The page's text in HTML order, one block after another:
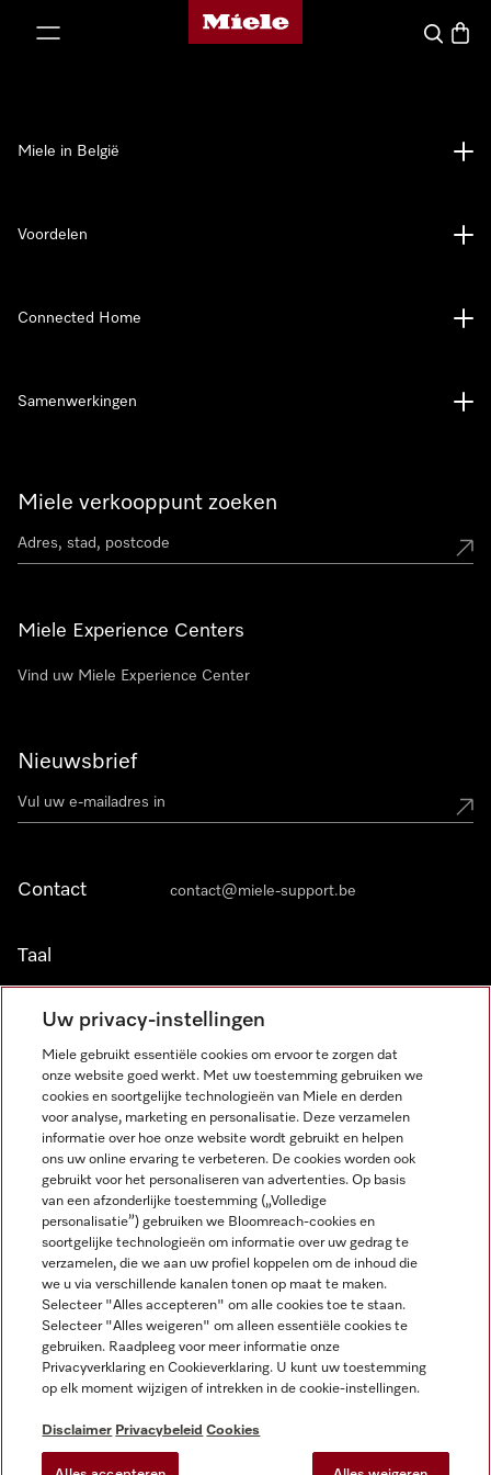
Miele homepage
Wat zoek
Miele verkooppunt zoeken
Miele Experience Centers
Vind uw Miele Experience Center
Nieuwsbrief
Contact contact@miele-support.be
Taal
NEDERLANDS
Miele in België
Voordelen
Connected Home
Samenwerkingen
Wettelijke Informatie
Algemene voorwaarden
Privacybeleid
Gebruiksvoorwaarden
Toegankelijkheidsverklaring
Digital Services Act
Miele op Facebook
Miele op Youtube
Miele op Instagram
Miele op Pinterest
Uw privacy-instellingen
Miele gebruikt essentiële cookies om ervoor te zorgen dat
onze website goed werkt. Met uw toestemming gebruiken we
cookies en soortgelijke technologieën van Miele en derden
voor analyse, marketing en personalisatie. Deze verzamelen
informatie over hoe onze website wordt gebruikt en helpen
ons uw online ervaring te verbeteren. De cookies worden ook
gebruikt voor het personaliseren van advertenties. Op basis
van een afzonderlijke toestemming („Volledige
personalisatie”) gebruiken we Bloomreach-cookies en
soortgelijke technologieën om informatie over uw gedrag te
verzamelen, die we aan uw profiel koppelen om de inhoud die
we u via verschillende kanalen tonen op maat te maken.
Selecteer "Alles accepteren" om alle cookies toe te staan.
Selecteer "Alles weigeren" om alleen essentiële cookies te
gebruiken. Raadpleeg voor meer informatie onze
Privacyverklaring en Cookieverklaring. U kunt uw toestemming
op elk moment wijzigen of intrekken in de cookie-instellingen.
Disclaimer Privacybeleid Cookies